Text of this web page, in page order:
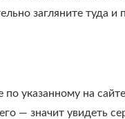
загляните туда и
указанному на
— значит увидеть